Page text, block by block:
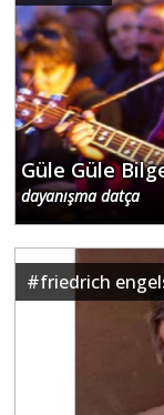
Güle Güle
dayanışma datça
#friedrich